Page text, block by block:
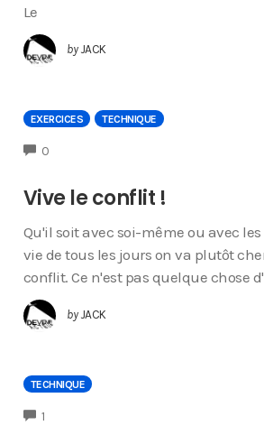
Le
by JACK
EXERCICES TECHNIQUE
0COMMENTS
Vive le conflit !
Qu'il soit avec soi-même ou avec
vie de tous les jours on va plutôt
conflit. Ce n'est pas quelque chose
by JACK
TECHNIQUE
1COMMENTS